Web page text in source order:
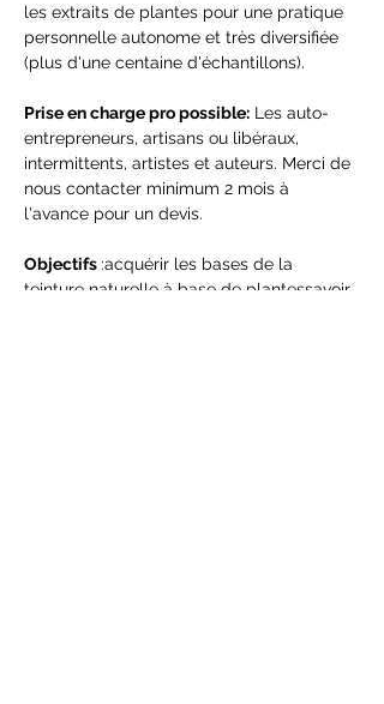
les extraits de plantes pour une pratique
personnelle autonome et très diversifiée
(plus d'une centaine d'échantillons).
Prise en charge pro possible: Les auto-
entrepreneurs, artisans ou libéraux,
intermittents, artistes et auteurs. Merci de
nous contacter minimum 2 mois à
l'avance pour un devis.
Objectifs :acquérir les bases de la
teinture naturelle à base de plantessavoir